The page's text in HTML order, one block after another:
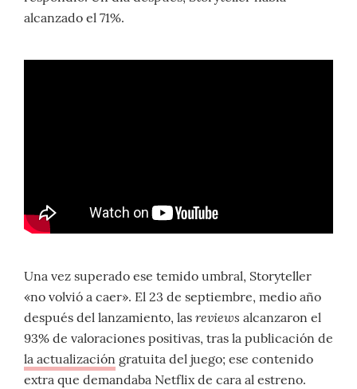
alcanzado el 71%.
Una vez superado ese temido umbral, Storyteller
«no volvió a caer». El 23 de septiembre, medio año
después del lanzamiento, las reviews alcanzaron el
93% de valoraciones positivas, tras la publicación de
la actualización gratuita del juego; ese contenido
extra que demandaba Netflix de cara al estreno.